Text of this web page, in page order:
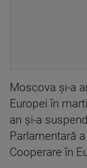
Moscova și-a
Europei în
an și-a
Parlamentară
Cooperare în